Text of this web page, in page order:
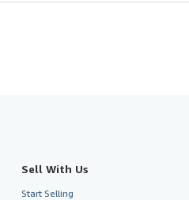
Sell With Us
Start Selling